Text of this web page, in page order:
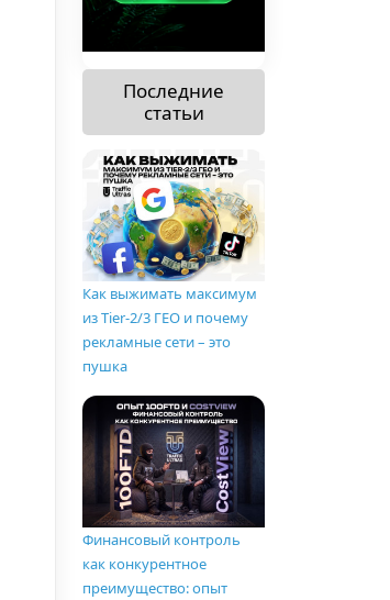
Последние
статьи
Как выжимать максимум
из Tier-2/3 ГЕО и почему
рекламные сети – это
пушка
Финансовый контроль
как конкурентное
преимущество: опыт